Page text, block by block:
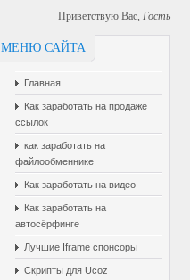
Приветствую Вас, Гость
МЕНЮ САЙТА
Главная
Как заработать на продаже
ссылок
как заработать на
файлообменнике
Как заработать на видео
Как заработать на
автосёрфинге
Лучшие Iframe спонсоры
Скрипты для Ucoz